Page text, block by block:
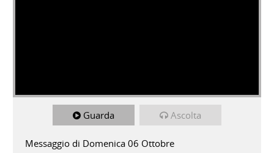
Guarda Ascolta
Messaggio di Domenica 06 Ottobre